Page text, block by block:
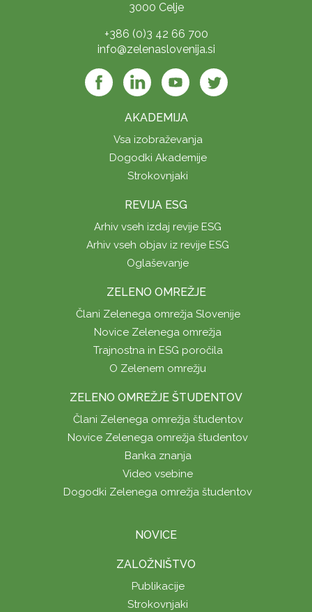
3000 Celje
+386 (0)3 42 66 700
info@zelenaslovenija.si
AKADEMIJA
Vsa izobraževanja
Dogodki Akademije
Strokovnjaki
REVIJA ESG
Arhiv vseh izdaj revije ESG
Arhiv vseh objav iz revije ESG
Oglaševanje
ZELENO OMREŽJE
Člani Zelenega omrežja Slovenije
Novice Zelenega omrežja
Trajnostna in ESG poročila
O Zelenem omrežju
ZELENO OMREŽJE ŠTUDENTOV
Člani Zelenega omrežja študentov
Novice Zelenega omrežja študentov
Banka znanja
Video vsebine
Dogodki Zelenega omrežja študentov
NOVICE
ZALOŽNIŠTVO
Publikacije
Strokovnjaki